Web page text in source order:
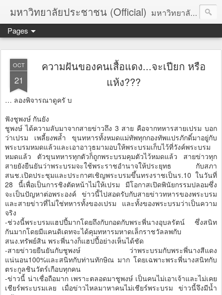
มหาวิทยาลัยประชาชน (Official) มหาวิทยาลัยประชาชน เพื่อการปฏิวัติประชาชนโดยสันติ Truths :: Peace :: Revolution :: Universal Human Rights :: Democracy (TPRUD)
Pages
OCT
21
ความฝันของคนเสื้อแดง...จะเปียก หรือ
แห้ง???
… ลองพิจารณาดูครั บ
ฟังชูพงษ์ กันยัง
ชูพงษ์ ได้ความลับมาจากสายข่าวถึง 3 สาย คือจากทหารสายเปรม บอก
ว่าเปรม เพลี้ยงพล้ำ ขุนทหารทั้งหมดแม่ทัพทุกกองทัพแปรภักดิ์มาอยู่กับ
พระบรมหมดแล้วและเอาอาวุธมามอบให้พระบรมเก็บไว้ที่วังค์พระบรม
หมดแล้ว ตัวขุนทหารทุกตัวก็ถูกพระบรมคุมตัวไว้หมดแล้ว สายข่าวทุก
สายยังยืนยันว่าพระบรมจะใช้พระราชอำนาจให้ประยุทธ กับสภา
สนช.เปิดประชุมและประกาศเชิญพระบรมขึ้นทรงราชเป็นร.10 ในวันที่
28 นี้เพื่อเป็นการชิงตัดหน้าไม่ให้เปรม มีโอกาสเปิดพินัยกรรมปลอมซึ่ง
จะเป็นปัญหาต่อพระองค์ ข่าวนี้ไปสอดรับกับสายข่าวทหารของพระบรม
และสายข่าวที่ไม่ใช่ทหารทั้งของเปรม และทั้งของพระบรมว่าเป็นความ
จริง
-ช่วงนี้พระบรมแฮปปี้มากโดยถึงกับกอดกับพระพี่นางอุบลรัตน์ ซึ่งสนิท
กันมากโดยมีแคนดิเดทจะได้คุมทหารมหาดเล็กราชวัลลพกับ
สนง.ทรัพย์สิน พระพี่นางก็แฮปปี้อย่างเห็นได้ชัด
-สายข่าวยยืนยันกับชูพงษ์ ว่าพระบรมกับพระพี่นางสีแดง
แน่นอน100%และสนิทกับท่านทักษิณ มาก โดยเฉพาะพระพี่นางสนิทกับ
ตระกูลชินวัตร์เกือบทุกคน
-ข่าวนี้ น่าเชื่อถือมาก เพราะตลอดมาชูพงษ์ เป็นคนไม่เอาเจ้าและไม่เคย
เชียร์พระบรมเลย เมื่อข่าวไหลมาหาคนไม่เชียร์พระบรม ข่าวนี้จึงมีน้ำ